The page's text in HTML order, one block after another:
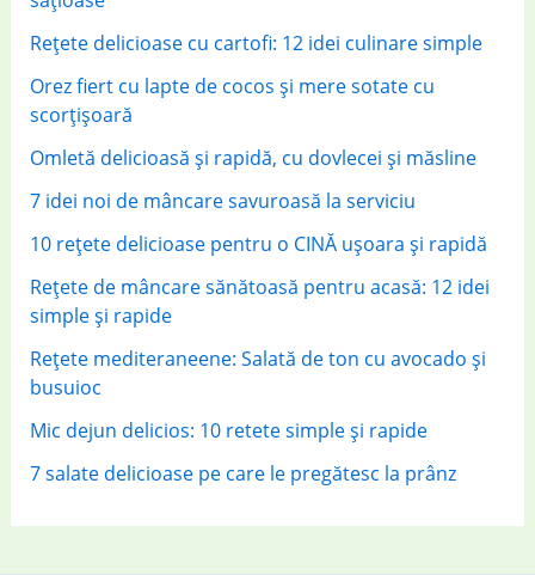
r
Rețete delicioase cu cartofi: 12 idei culinare simple
Orez fiert cu lapte de cocos și mere sotate cu
scorțișoară
Omletă delicioasă și rapidă, cu dovlecei și măsline
7 idei noi de mâncare savuroasă la serviciu
10 rețete delicioase pentru o CINĂ ușoara și rapidă
Rețete de mâncare sănătoasă pentru acasă: 12 idei
simple și rapide
Rețete mediteraneene: Salată de ton cu avocado și
busuioc
Mic dejun delicios: 10 retete simple și rapide
7 salate delicioase pe care le pregătesc la prânz